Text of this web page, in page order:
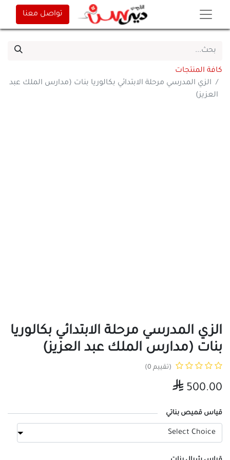
تواصل معنا
كافة المنتجات
الزي المدرسي مرحلة الابتدائي بكالوريا بنات (مدارس الملك عبد
العزيز)
الزي المدرسي مرحلة الابتدائي بكالوريا
بنات (مدارس الملك عبد العزيز)
(تقييم 0)
500.00
قياس قميص بناتي